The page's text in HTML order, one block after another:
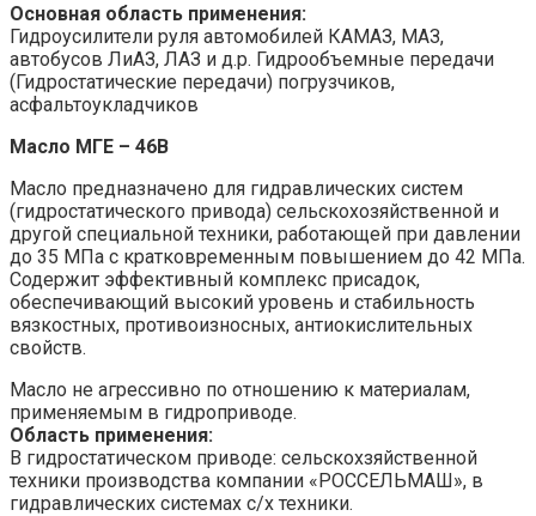
Основная область применения:
Гидроусилители руля автомобилей КАМАЗ, МАЗ,
автобусов ЛиАЗ, ЛАЗ и д.р. Гидрообъемные передачи
(Гидростатические передачи) погрузчиков,
асфальтоукладчиков
Масло МГЕ – 46В
Масло предназначено для гидравлических систем
(гидростатического привода) сельскохозяйственной и
другой специальной техники, работающей при давлении
до 35 МПа с кратковременным повышением до 42 МПа.
Содержит эффективный комплекс присадок,
обеспечивающий высокий уровень и стабильность
вязкостных, противоизносных, антиокислительных
свойств.
Масло не агрессивно по отношению к материалам,
применяемым в гидроприводе.
Область применения:
В гидростатическом приводе: сельскохзяйственной
техники производства компании «РОССЕЛЬМАШ», в
гидравлических системах с/х техники.